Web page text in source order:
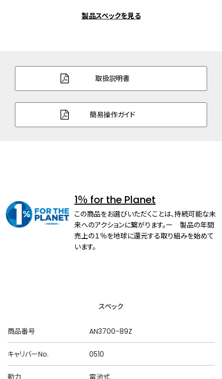
製品スペックを見る
取扱説明書
簡易操作ガイド
1％ for the Planet
この商品をお選びいただくことは、持続可能な未
来へのアクションに繋がります。ー 製品の年間
売上の１％を地球に還元する取り組みを始めて
います。
スペック
商品番号 AN3700-89Z
キャリバーNo. 0510
動力 電池式